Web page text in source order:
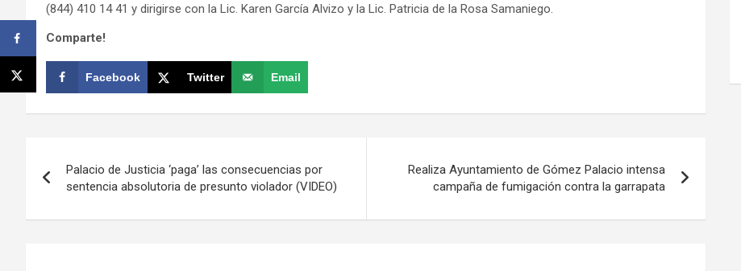
(844) 410 14 41 y dirigirse con la Lic. Karen García Alvizo y la Lic. Patricia de la Rosa Samaniego.
Comparte!
Facebook Twitter Email
de
entradas
Palacio de Justicia ‘paga’ las consecuencias por
sentencia absolutoria de presunto violador (VIDEO)
Realiza Ayuntamiento de Gómez Palacio intensa
campaña de fumigación contra la garrapata